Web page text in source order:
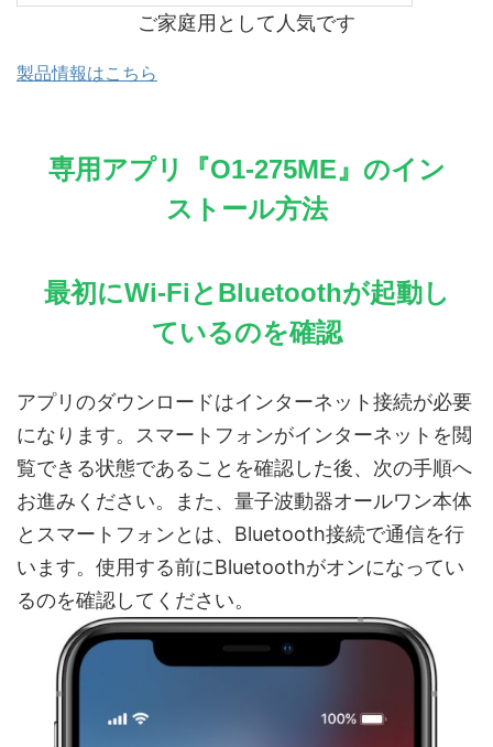
ご家庭用として人気です
製品情報はこちら
専用アプリ『O1-275ME』のイン
ストール方法
最初にWi-FiとBluetoothが起動し
ているのを確認
アプリのダウンロードはインターネット接続が必要
になります。スマートフォンがインターネットを閲
覧できる状態であることを確認した後、次の手順へ
お進みください。また、量子波動器オールワン本体
とスマートフォンとは、Bluetooth接続で通信を行
います。使用する前にBluetoothがオンになってい
るのを確認してください。